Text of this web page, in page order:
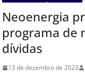
Neoenergia
programa de
dívidas
13 de dezembro de 2023